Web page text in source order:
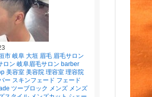
市 岐阜 大垣 眉毛 眉毛サロン
ロン 岐阜眉毛サロン barber
美容室 美容院 理容室 理容院
ー スキンフェード フェード
ツーブロック メンズ メンズ